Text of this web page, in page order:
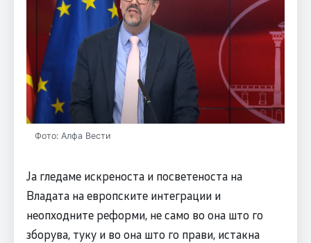
Фото: Алфа Вести
Ја гледаме искреноста и посветеноста на
Владата на европските интеграции и
неопходните реформи, не само во она што го
зборува, туку и во она што го прави, истакна